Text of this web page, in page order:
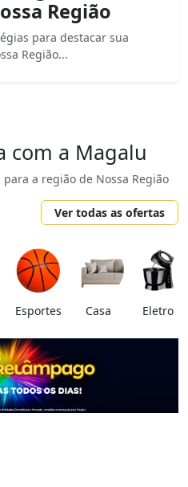
Região
para destacar sua
Região...
com a Magalu
a região de Nossa Região
Ver todas as ofertas
Esportes Casa Eletro